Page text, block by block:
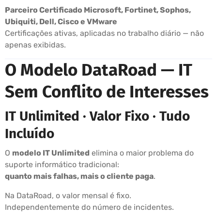
Parceiro Certificado Microsoft, Fortinet, Sophos,
Ubiquiti, Dell, Cisco e VMware
Certificações ativas, aplicadas no trabalho diário — não
apenas exibidas.
O Modelo DataRoad — IT
Sem Conflito de Interesses
IT Unlimited · Valor Fixo · Tudo
Incluído
O modelo IT Unlimited elimina o maior problema do
suporte informático tradicional:
quanto mais falhas, mais o cliente paga.
Na DataRoad, o valor mensal é fixo.
Independentemente do número de incidentes.